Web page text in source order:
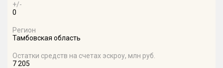
+/-
0
Регион
Тамбовская область
Остатки средств на счетах эскроу, млн руб.
7 205